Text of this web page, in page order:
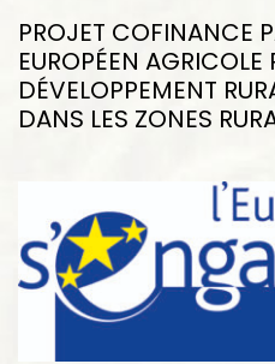
PROJET COFINANCE
EUROPÉEN AGRICOLE
DÉVELOPPEMENT
DANS LES ZONES